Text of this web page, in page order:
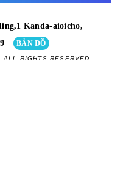
Kanda-aioicho,
BẢN ĐỒ
RIGHTS RESERVED.